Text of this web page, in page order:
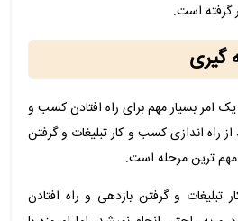
گرفته است.
گیری
امر بسیار مهم برای راه افتادن کسب و
راه اندازی کسب و کار تبلیغات و گرفتن
ترین مرحله است.
تبلیغات و گرفتن بازدهی و راه افتادن